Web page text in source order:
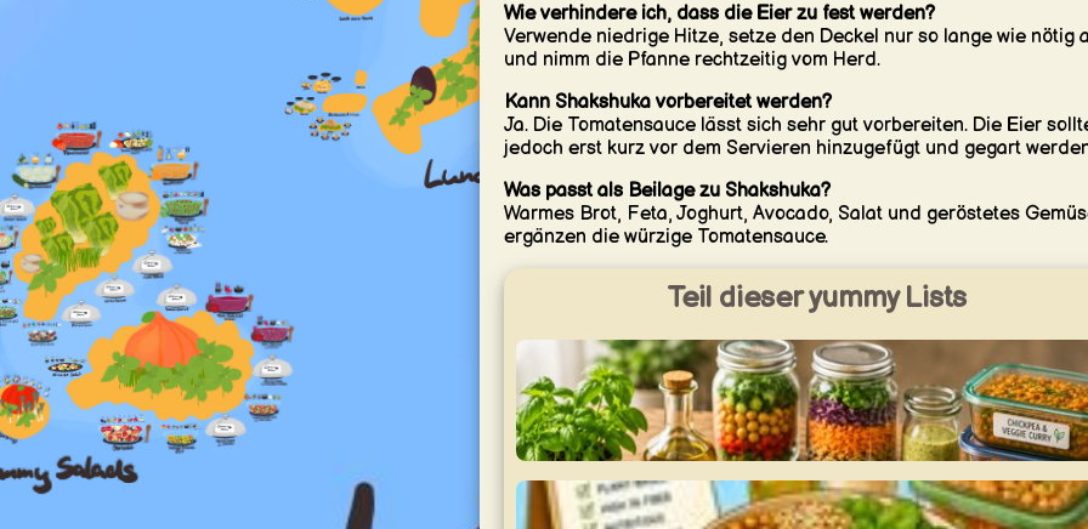
Wie verhindere ich, dass die Eier zu fest werden?
Verwende niedrige Hitze, setze den Deckel nur so lange wie nötig
und nimm die Pfanne rechtzeitig vom Herd.
Kann Shakshuka vorbereitet werden?
Ja. Die Tomatensauce lässt sich sehr gut vorbereiten. Die Eier
jedoch erst kurz vor dem Servieren hinzugefügt und gegart
Was passt als Beilage zu Shakshuka?
Warmes Brot, Feta, Joghurt, Avocado, Salat und geröstetes
ergänzen die würzige Tomatensauce.
Teil dieser yummy Lists